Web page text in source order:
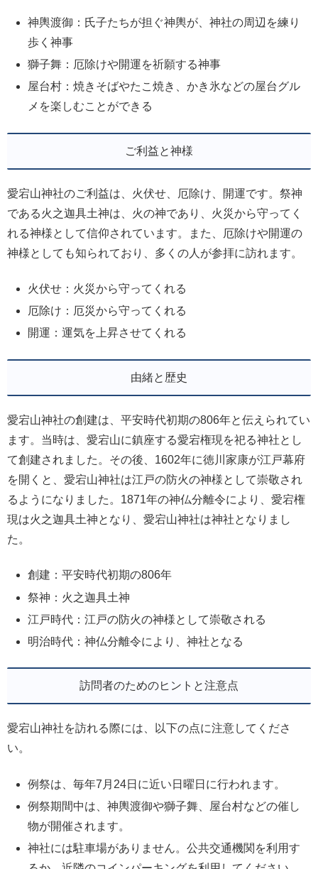
神輿渡御：氏子たちが担ぐ神輿が、神社の周辺を練り
歩く神事
獅子舞：厄除けや開運を祈願する神事
屋台村：焼きそばやたこ焼き、かき氷などの屋台グル
メを楽しむことができる
ご利益と神様
愛宕山神社のご利益は、火伏せ、厄除け、開運です。祭神
である火之迦具土神は、火の神であり、火災から守ってく
れる神様として信仰されています。また、厄除けや開運の
神様としても知られており、多くの人が参拝に訪れます。
火伏せ：火災から守ってくれる
厄除け：厄災から守ってくれる
開運：運気を上昇させてくれる
由緒と歴史
愛宕山神社の創建は、平安時代初期の806年と伝えられてい
ます。当時は、愛宕山に鎮座する愛宕権現を祀る神社とし
て創建されました。その後、1602年に徳川家康が江戸幕府
を開くと、愛宕山神社は江戸の防火の神様として崇敬され
るようになりました。1871年の神仏分離令により、愛宕権
現は火之迦具土神となり、愛宕山神社は神社となりまし
た。
創建：平安時代初期の806年
祭神：火之迦具土神
江戸時代：江戸の防火の神様として崇敬される
明治時代：神仏分離令により、神社となる
訪問者のためのヒントと注意点
愛宕山神社を訪れる際には、以下の点に注意してくださ
い。
例祭は、毎年7月24日に近い日曜日に行われます。
例祭期間中は、神輿渡御や獅子舞、屋台村などの催し
物が開催されます。
神社には駐車場がありません。公共交通機関を利用す